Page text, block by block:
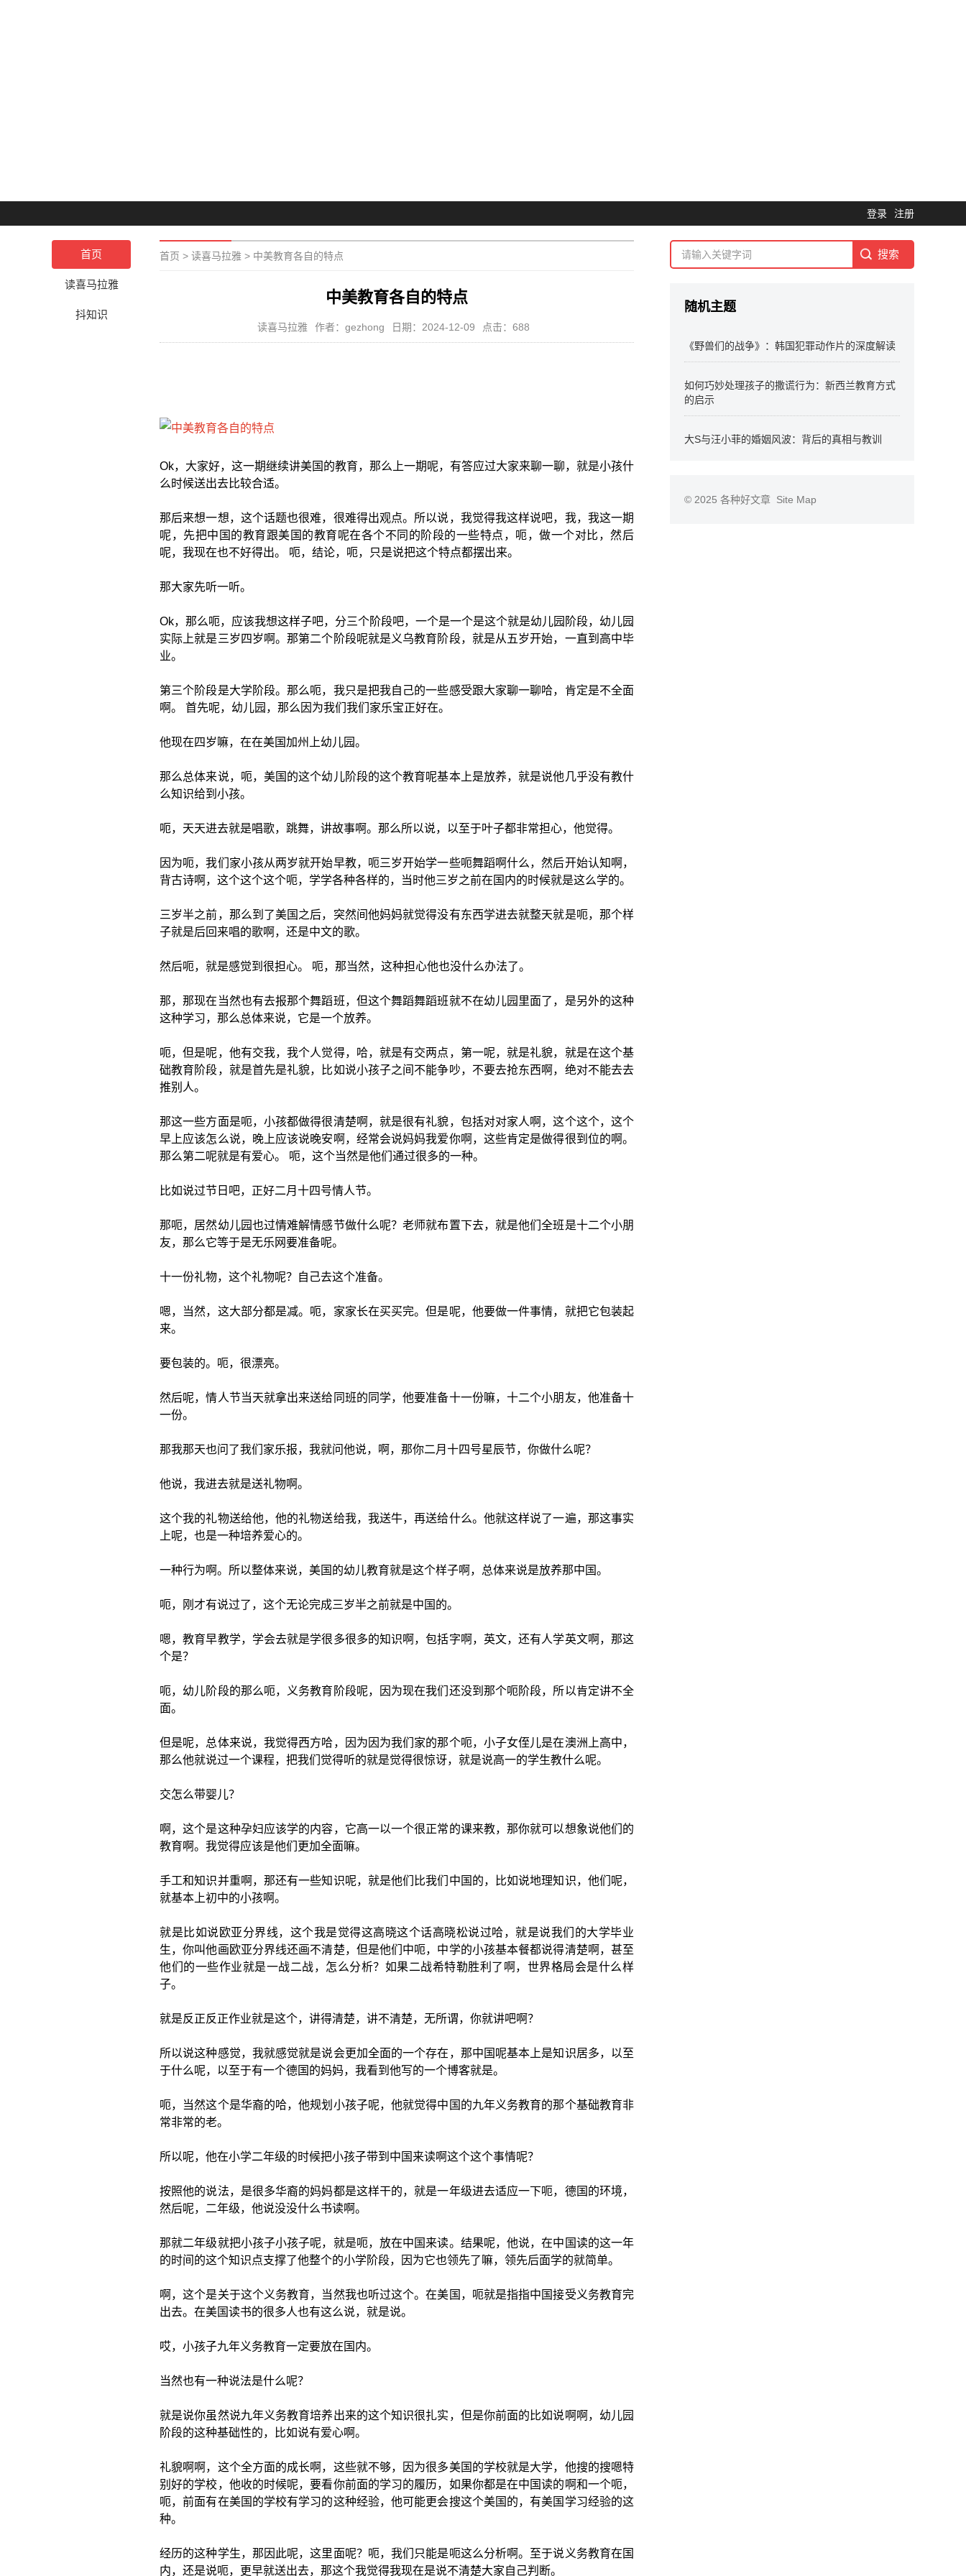
登录 注册
首页
读喜马拉雅
抖知识
首页 > 读喜马拉雅 > 中美教育各自的特点
中美教育各自的特点
读喜马拉雅 作者：gezhong 日期：2024-12-09 点击：688
Ok，大家好，这一期继续讲美国的教育，那么上一期呢，有答应过大家来聊一聊，就是小孩什
么时候送出去比较合适。
那后来想一想，这个话题也很难，很难得出观点。所以说，我觉得我这样说吧，我，我这一期
呢，先把中国的教育跟美国的教育呢在各个不同的阶段的一些特点，呃，做一个对比，然后
呢，我现在也不好得出。 呃，结论，呃，只是说把这个特点都摆出来。
那大家先听一听。
Ok，那么呃，应该我想这样子吧，分三个阶段吧，一个是一个是这个就是幼儿园阶段，幼儿园
实际上就是三岁四岁啊。那第二个阶段呢就是义乌教育阶段，就是从五岁开始，一直到高中毕
业。
第三个阶段是大学阶段。那么呃，我只是把我自己的一些感受跟大家聊一聊哈，肯定是不全面
啊。 首先呢，幼儿园，那么因为我们我们家乐宝正好在。
他现在四岁嘛，在在美国加州上幼儿园。
那么总体来说，呃，美国的这个幼儿阶段的这个教育呢基本上是放养，就是说他几乎没有教什
么知识给到小孩。
呃，天天进去就是唱歌，跳舞，讲故事啊。那么所以说，以至于叶子都非常担心，他觉得。
因为呃，我们家小孩从两岁就开始早教，呃三岁开始学一些呃舞蹈啊什么，然后开始认知啊，
背古诗啊，这个这个这个呃，学学各种各样的，当时他三岁之前在国内的时候就是这么学的。
三岁半之前，那么到了美国之后，突然间他妈妈就觉得没有东西学进去就整天就是呃，那个样
子就是后回来唱的歌啊，还是中文的歌。
然后呃，就是感觉到很担心。 呃，那当然，这种担心他也没什么办法了。
那，那现在当然也有去报那个舞蹈班，但这个舞蹈舞蹈班就不在幼儿园里面了，是另外的这种
这种学习，那么总体来说，它是一个放养。
呃，但是呢，他有交我，我个人觉得，哈，就是有交两点，第一呢，就是礼貌，就是在这个基
础教育阶段，就是首先是礼貌，比如说小孩子之间不能争吵，不要去抢东西啊，绝对不能去去
推别人。
那这一些方面是呃，小孩都做得很清楚啊，就是很有礼貌，包括对对家人啊，这个这个，这个
早上应该怎么说，晚上应该说晚安啊，经常会说妈妈我爱你啊，这些肯定是做得很到位的啊。
那么第二呢就是有爱心。 呃，这个当然是他们通过很多的一种。
比如说过节日吧，正好二月十四号情人节。
那呃，居然幼儿园也过情难解情感节做什么呢？老师就布置下去，就是他们全班是十二个小朋
友，那么它等于是无乐网要准备呢。
十一份礼物，这个礼物呢？自己去这个准备。
嗯，当然，这大部分都是减。呃，家家长在买买完。但是呢，他要做一件事情，就把它包装起
来。
要包装的。呃，很漂亮。
然后呢，情人节当天就拿出来送给同班的同学，他要准备十一份嘛，十二个小朋友，他准备十
一份。
那我那天也问了我们家乐报，我就问他说，啊，那你二月十四号星辰节，你做什么呢？
他说，我进去就是送礼物啊。
这个我的礼物送给他，他的礼物送给我，我送牛，再送给什么。他就这样说了一遍，那这事实
上呢，也是一种培养爱心的。
一种行为啊。所以整体来说，美国的幼儿教育就是这个样子啊，总体来说是放养那中国。
呃，刚才有说过了，这个无论完成三岁半之前就是中国的。
嗯，教育早教学，学会去就是学很多很多的知识啊，包括字啊，英文，还有人学英文啊，那这
个是？
呃，幼儿阶段的那么呃，义务教育阶段呢，因为现在我们还没到那个呃阶段，所以肯定讲不全
面。
但是呢，总体来说，我觉得西方哈，因为因为我们家的那个呃，小子女侄儿是在澳洲上高中，
那么他就说过一个课程，把我们觉得听的就是觉得很惊讶，就是说高一的学生教什么呢。
交怎么带婴儿？
啊，这个是这种孕妇应该学的内容，它高一以一个很正常的课来教，那你就可以想象说他们的
教育啊。我觉得应该是他们更加全面嘛。
手工和知识并重啊，那还有一些知识呢，就是他们比我们中国的，比如说地理知识，他们呢，
就基本上初中的小孩啊。
就是比如说欧亚分界线，这个我是觉得这高晓这个话高晓松说过哈，就是说我们的大学毕业
生，你叫他画欧亚分界线还画不清楚，但是他们中呃，中学的小孩基本餐都说得清楚啊，甚至
他们的一些作业就是一战二战，怎么分析？如果二战希特勒胜利了啊，世界格局会是什么样
子。
就是反正反正作业就是这个，讲得清楚，讲不清楚，无所谓，你就讲吧啊？
所以说这种感觉，我就感觉就是说会更加全面的一个存在，那中国呢基本上是知识居多，以至
于什么呢，以至于有一个德国的妈妈，我看到他写的一个博客就是。
呃，当然这个是华裔的哈，他规划小孩子呢，他就觉得中国的九年义务教育的那个基础教育非
常非常的老。
所以呢，他在小学二年级的时候把小孩子带到中国来读啊这个这个事情呢？
按照他的说法，是很多华裔的妈妈都是这样干的，就是一年级进去适应一下呃，德国的环境，
然后呢，二年级，他说没没什么书读啊。
那就二年级就把小孩子小孩子呢，就是呃，放在中国来读。结果呢，他说，在中国读的这一年
的时间的这个知识点支撑了他整个的小学阶段，因为它也领先了嘛，领先后面学的就简单。
啊，这个是关于这个义务教育，当然我也听过这个。在美国，呃就是指指中国接受义务教育完
出去。在美国读书的很多人也有这么说，就是说。
哎，小孩子九年义务教育一定要放在国内。
当然也有一种说法是什么呢？
就是说你虽然说九年义务教育培养出来的这个知识很扎实，但是你前面的比如说啊啊，幼儿园
阶段的这种基础性的，比如说有爱心啊。
礼貌啊啊，这个全方面的成长啊，这些就不够，因为很多美国的学校就是大学，他搜的搜嗯特
别好的学校，他收的时候呢，要看你前面的学习的履历，如果你都是在中国读的啊和一个呃，
呃，前面有在美国的学校有学习的这种经验，他可能更会搜这个美国的，有美国学习经验的这
种。
经历的这种学生，那因此呢，这里面呢？呃，我们只能是呃这么分析啊。至于说义务教育在国
内，还是说呃，更早就送出去，那这个我觉得我现在是说不清楚大家自己判断。
随机主题
《野兽们的战争》：韩国犯罪动作片的深度解读
如何巧妙处理孩子的撒谎行为：新西兰教育方式
的启示
大S与汪小菲的婚姻风波：背后的真相与教训
© 2025 各种好文章 Site Map